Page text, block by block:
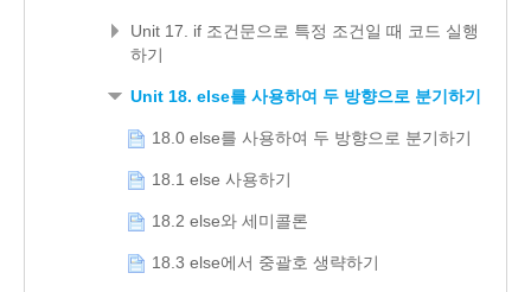
Unit 17. if 조건문으로 특정 조건일 때 코드 실행
하기
Unit 18. else를 사용하여 두 방향으로 분기하기
18.0 else를 사용하여 두 방향으로 분기하기
18.1 else 사용하기
18.2 else와 세미콜론
18.3 else에서 중괄호 생략하기